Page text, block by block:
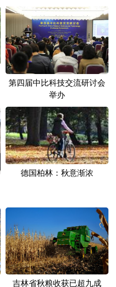
日本語 한국어
第四届中比科技交流研讨会
举办
德国柏林：秋意渐浓
吉林省秋粮收获已超九成